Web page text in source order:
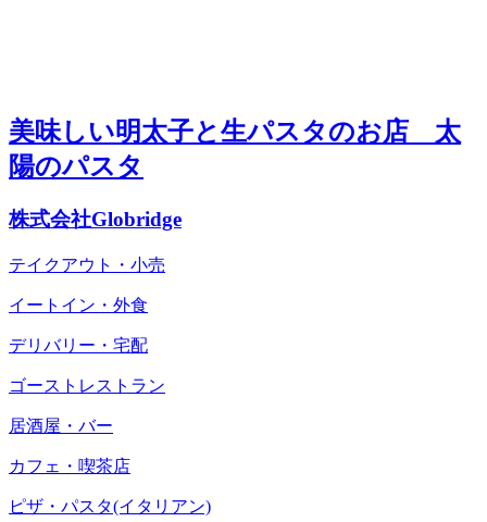
美味しい明太子と生パスタのお店 太
陽のパスタ
株式会社Globridge
テイクアウト・小売
イートイン・外食
デリバリー・宅配
ゴーストレストラン
居酒屋・バー
カフェ・喫茶店
ピザ・パスタ(イタリアン)